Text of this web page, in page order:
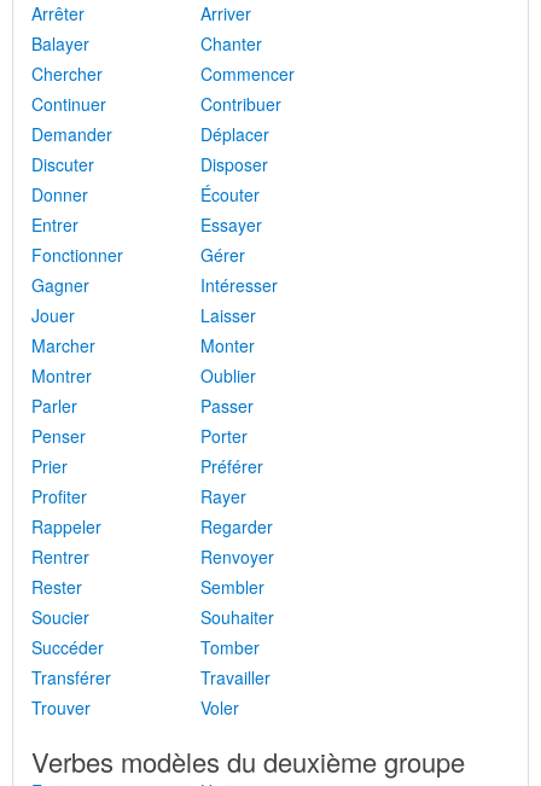
Arrêter
Arriver
Balayer
Chanter
Chercher
Commencer
Continuer
Contribuer
Demander
Déplacer
Discuter
Disposer
Donner
Écouter
Entrer
Essayer
Fonctionner
Gérer
Gagner
Intéresser
Jouer
Laisser
Marcher
Monter
Montrer
Oublier
Parler
Passer
Penser
Porter
Prier
Préférer
Profiter
Rayer
Rappeler
Regarder
Rentrer
Renvoyer
Rester
Sembler
Soucier
Souhaiter
Succéder
Tomber
Transférer
Travailler
Trouver
Voler
Verbes modèles du deuxième groupe